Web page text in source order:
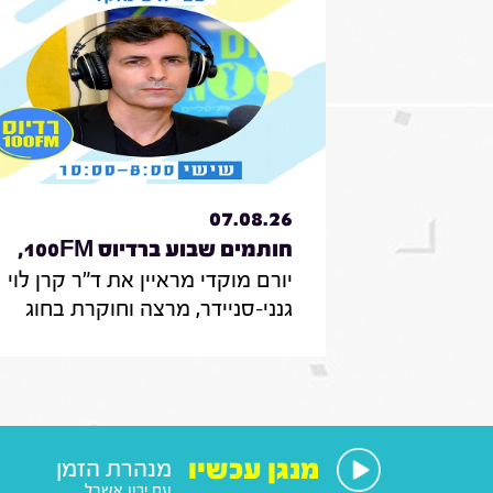
07.08.26
חותמים שבוע ברדיוס 100FM,
תכנית 330, 07 באוגוסט 2026
יורם מוקדי מראיין את ד"ר קרן לוי
גנני-סניידר, מרצה וחוקרת בחוג
אי-הישארותם של אזרחים ללא
חוקרת תקשורת באונ' בר אילן, על
מנגן עכשיו מנהרת הזמן